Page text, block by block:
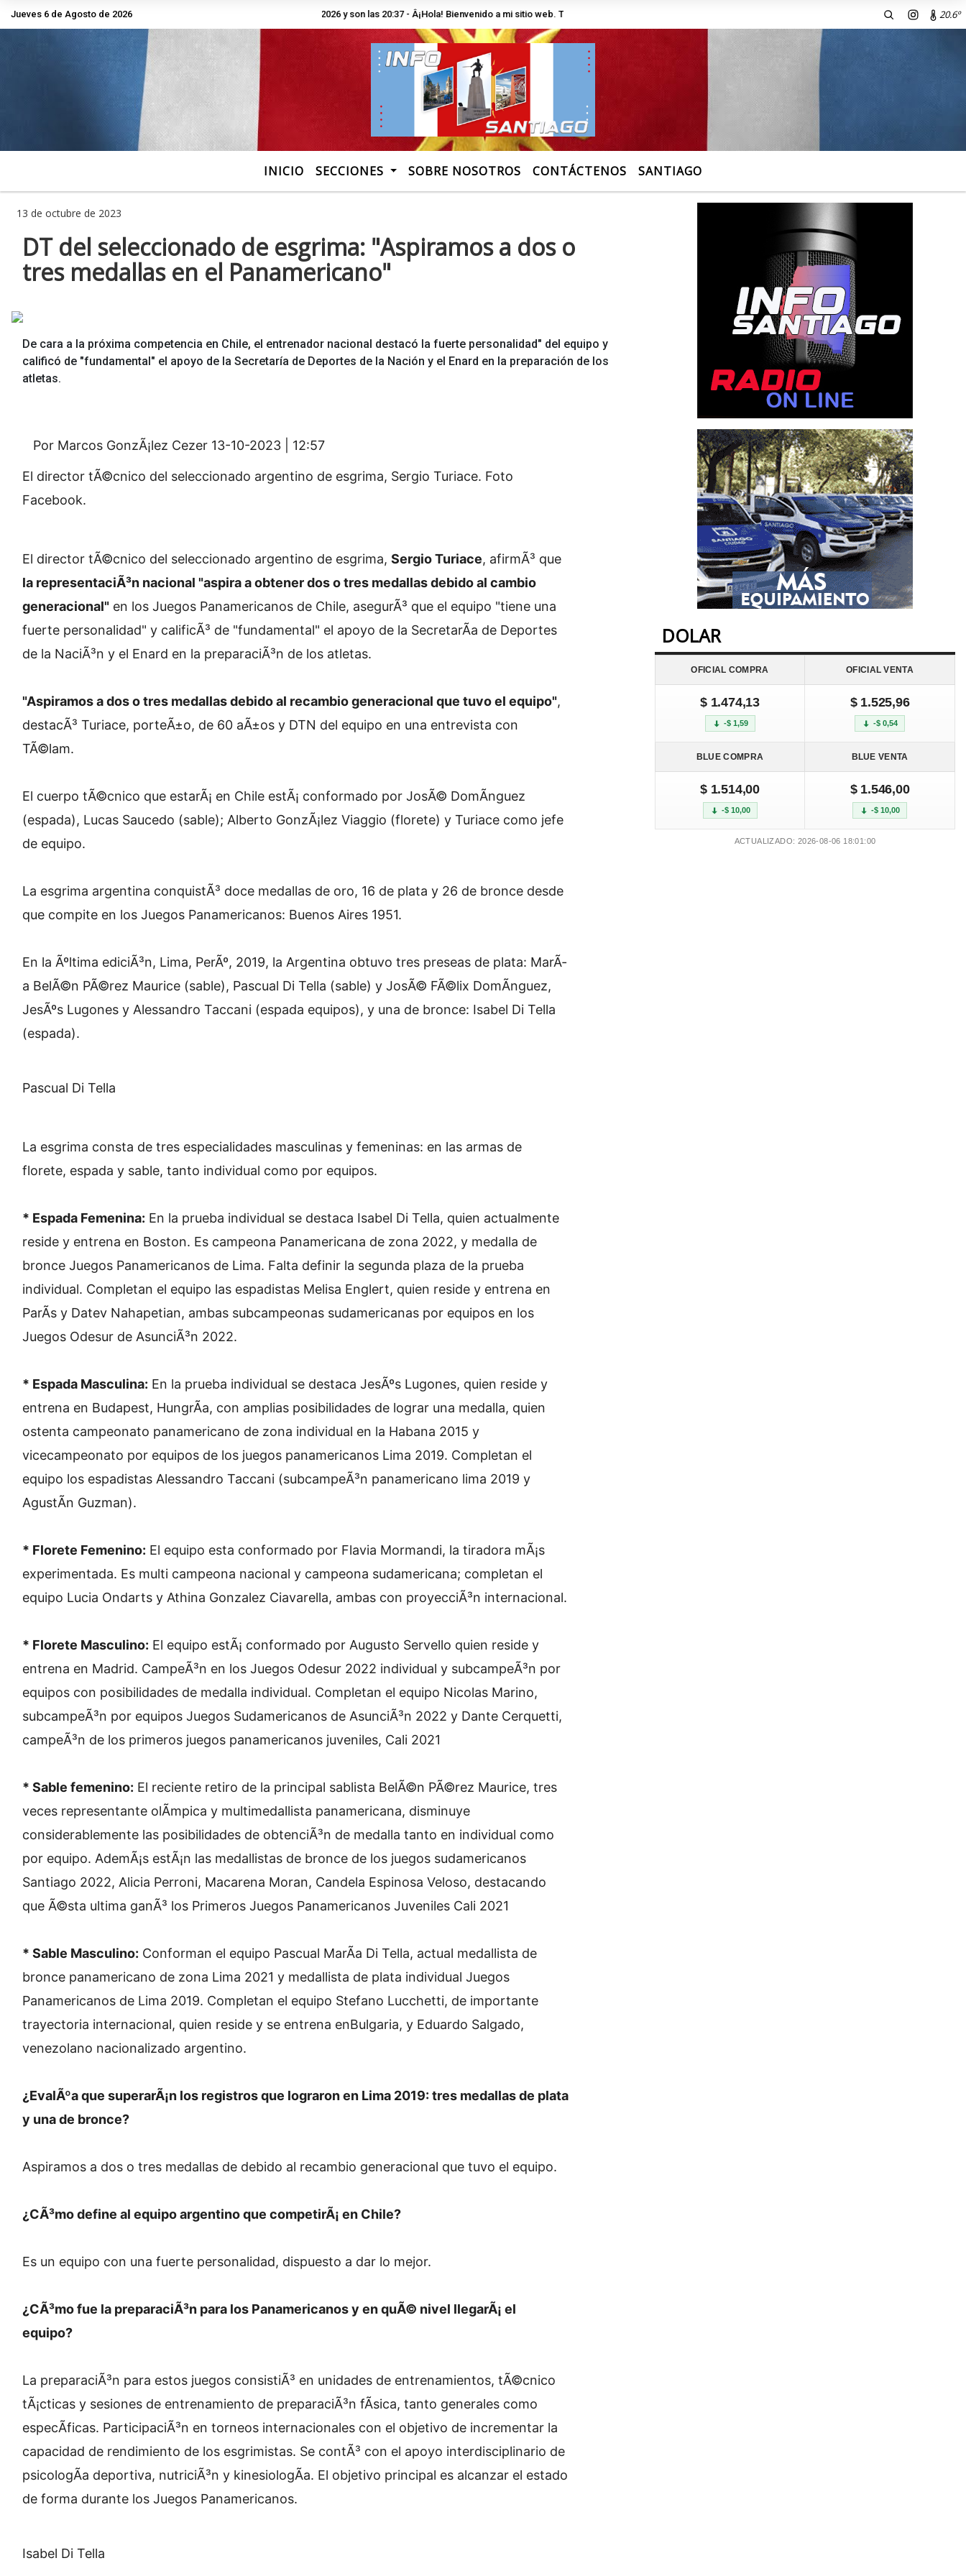
Jueves 6 de Agosto de 2026 Hoy es Jueves 6 de Agosto de 2026 y son las 20:37 - Â¡Hola! Bienvenido a mi sitio web. Te invito a recorrer las secciones. 20.6º
INICIO SECCIONES SOBRE NOSOTROS CONTÁCTENOS SANTIAGO
13 de octubre de 2023
DT del seleccionado de esgrima: "Aspiramos a dos o
tres medallas en el Panamericano"
De cara a la próxima competencia en Chile, el entrenador nacional destacó la fuerte personalidad" del equipo y
calificó de "fundamental" el apoyo de la Secretaría de Deportes de la Nación y el Enard en la preparación de los
atletas.
Por Marcos GonzÃ¡lez Cezer 13-10-2023 | 12:57
El director tÃ©cnico del seleccionado argentino de esgrima, Sergio Turiace. Foto
Facebook.
El director tÃ©cnico del seleccionado argentino de esgrima, Sergio Turiace, afirmÃ³ que
la representaciÃ³n nacional "aspira a obtener dos o tres medallas debido al cambio
generacional" en los Juegos Panamericanos de Chile, asegurÃ³ que el equipo "tiene una
fuerte personalidad" y calificÃ³ de "fundamental" el apoyo de la SecretarÃ­a de Deportes
de la NaciÃ³n y el Enard en la preparaciÃ³n de los atletas.
"Aspiramos a dos o tres medallas debido al recambio generacional que tuvo el equipo",
destacÃ³ Turiace, porteÃ±o, de 60 aÃ±os y DTN del equipo en una entrevista con
TÃ©lam.
El cuerpo tÃ©cnico que estarÃ¡ en Chile estÃ¡ conformado por JosÃ© DomÃ­nguez
(espada), Lucas Saucedo (sable); Alberto GonzÃ¡lez Viaggio (florete) y Turiace como jefe
de equipo.
La esgrima argentina conquistÃ³ doce medallas de oro, 16 de plata y 26 de bronce desde
que compite en los Juegos Panamericanos: Buenos Aires 1951.
En la Ãºltima ediciÃ³n, Lima, PerÃº, 2019, la Argentina obtuvo tres preseas de plata: MarÃ­
a BelÃ©n PÃ©rez Maurice (sable), Pascual Di Tella (sable) y JosÃ© FÃ©lix DomÃ­nguez,
JesÃºs Lugones y Alessandro Taccani (espada equipos), y una de bronce: Isabel Di Tella
(espada).
Pascual Di Tella
La esgrima consta de tres especialidades masculinas y femeninas: en las armas de
florete, espada y sable, tanto individual como por equipos.
* Espada Femenina: En la prueba individual se destaca Isabel Di Tella, quien actualmente
reside y entrena en Boston. Es campeona Panamericana de zona 2022, y medalla de
bronce Juegos Panamericanos de Lima. Falta definir la segunda plaza de la prueba
individual. Completan el equipo las espadistas Melisa Englert, quien reside y entrena en
ParÃ­s y Datev Nahapetian, ambas subcampeonas sudamericanas por equipos en los
Juegos Odesur de AsunciÃ³n 2022.
* Espada Masculina: En la prueba individual se destaca JesÃºs Lugones, quien reside y
entrena en Budapest, HungrÃ­a, con amplias posibilidades de lograr una medalla, quien
ostenta campeonato panamericano de zona individual en la Habana 2015 y
vicecampeonato por equipos de los juegos panamericanos Lima 2019. Completan el
equipo los espadistas Alessandro Taccani (subcampeÃ³n panamericano lima 2019 y
AgustÃ­n Guzman).
* Florete Femenino: El equipo esta conformado por Flavia Mormandi, la tiradora mÃ¡s
experimentada. Es multi campeona nacional y campeona sudamericana; completan el
equipo Lucia Ondarts y Athina Gonzalez Ciavarella, ambas con proyecciÃ³n internacional.
* Florete Masculino: El equipo estÃ¡ conformado por Augusto Servello quien reside y
entrena en Madrid. CampeÃ³n en los Juegos Odesur 2022 individual y subcampeÃ³n por
equipos con posibilidades de medalla individual. Completan el equipo Nicolas Marino,
subcampeÃ³n por equipos Juegos Sudamericanos de AsunciÃ³n 2022 y Dante Cerquetti,
campeÃ³n de los primeros juegos panamericanos juveniles, Cali 2021
* Sable femenino: El reciente retiro de la principal sablista BelÃ©n PÃ©rez Maurice, tres
veces representante olÃ­mpica y multimedallista panamericana, disminuye
considerablemente las posibilidades de obtenciÃ³n de medalla tanto en individual como
por equipo. AdemÃ¡s estÃ¡n las medallistas de bronce de los juegos sudamericanos
Santiago 2022, Alicia Perroni, Macarena Moran, Candela Espinosa Veloso, destacando
que Ã©sta ultima ganÃ³ los Primeros Juegos Panamericanos Juveniles Cali 2021
* Sable Masculino: Conforman el equipo Pascual MarÃ­a Di Tella, actual medallista de
bronce panamericano de zona Lima 2021 y medallista de plata individual Juegos
Panamericanos de Lima 2019. Completan el equipo Stefano Lucchetti, de importante
trayectoria internacional, quien reside y se entrena enBulgaria, y Eduardo Salgado,
venezolano nacionalizado argentino.
¿EvalÃºa que superarÃ¡n los registros que lograron en Lima 2019: tres medallas de plata
y una de bronce?
Aspiramos a dos o tres medallas de debido al recambio generacional que tuvo el equipo.
¿CÃ³mo define al equipo argentino que competirÃ¡ en Chile?
Es un equipo con una fuerte personalidad, dispuesto a dar lo mejor.
¿CÃ³mo fue la preparaciÃ³n para los Panamericanos y en quÃ© nivel llegarÃ¡ el
equipo?
La preparaciÃ³n para estos juegos consistiÃ³ en unidades de entrenamientos, tÃ©cnico
tÃ¡cticas y sesiones de entrenamiento de preparaciÃ³n fÃ­sica, tanto generales como
especÃ­ficas. ParticipaciÃ³n en torneos internacionales con el objetivo de incrementar la
capacidad de rendimiento de los esgrimistas. Se contÃ³ con el apoyo interdisciplinario de
psicologÃ­a deportiva, nutriciÃ³n y kinesiologÃ­a. El objetivo principal es alcanzar el estado
de forma durante los Juegos Panamericanos.
Isabel Di Tella
DOLAR
OFICIAL COMPRA OFICIAL VENTA
$ 1.474,13
-$ 1,59
$ 1.525,96
-$ 0,54
BLUE COMPRA BLUE VENTA
$ 1.514,00
-$ 10,00
$ 1.546,00
-$ 10,00
ACTUALIZADO: 2026-08-06 18:01:00